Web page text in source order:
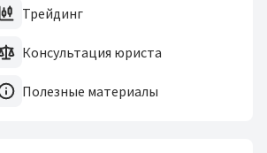
Трейдинг
Консультация юриста
Полезные материалы